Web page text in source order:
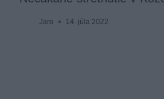
Jaro 14. júla 2022